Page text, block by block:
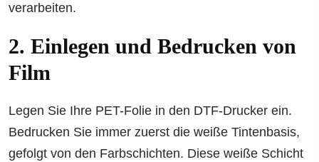
verarbeiten.
2. Einlegen und Bedrucken von
Film
Legen Sie Ihre PET-Folie in den DTF-Drucker ein.
Bedrucken Sie immer zuerst die weiße Tintenbasis,
gefolgt von den Farbschichten. Diese weiße Schicht